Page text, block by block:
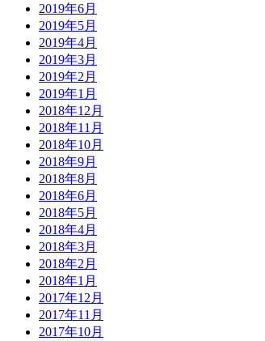
2019年6月
2019年5月
2019年4月
2019年3月
2019年2月
2019年1月
2018年12月
2018年11月
2018年10月
2018年9月
2018年8月
2018年6月
2018年5月
2018年4月
2018年3月
2018年2月
2018年1月
2017年12月
2017年11月
2017年10月